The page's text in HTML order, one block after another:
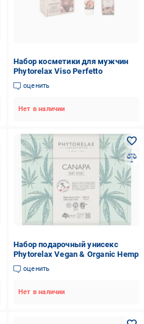
Набор косметики для мужчин
Phytorelax Viso Perfetto
оценить
Нет в наличии
Набор подарочный унисекс
Phytorelax Vegan & Organic Hemp
оценить
Нет в наличии